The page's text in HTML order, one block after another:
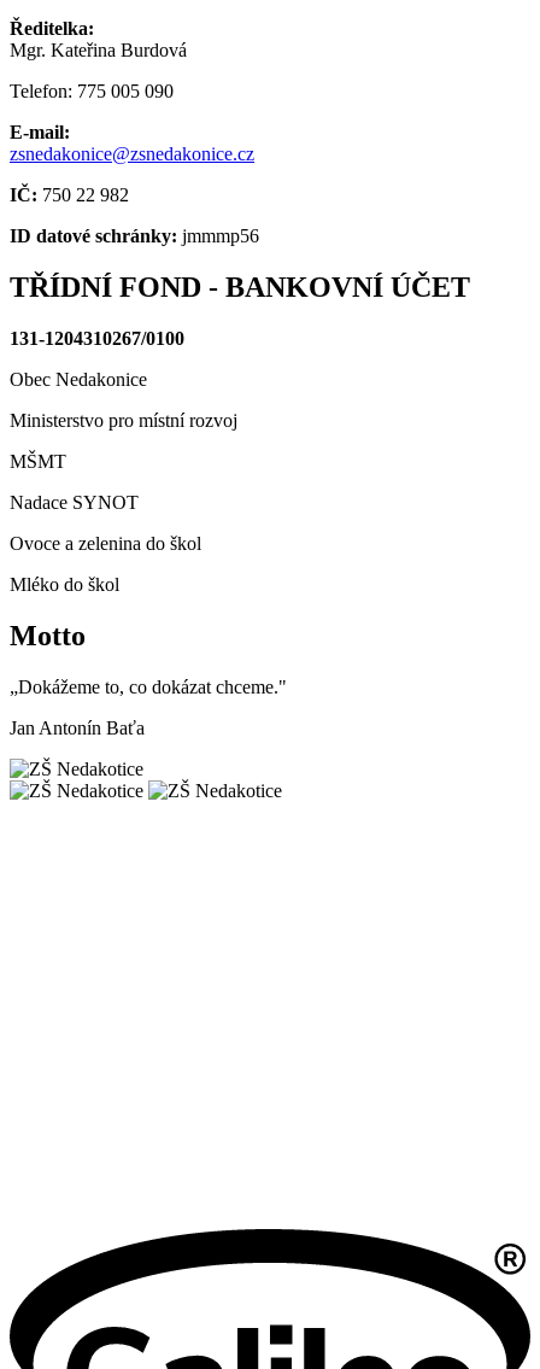
Ředitelka:
Mgr. Kateřina Burdová
Telefon: 775 005 090
E-mail:
zsnedakonice@zsnedakonice.cz
IČ: 750 22 982
ID datové schránky: jmmmp56
TŘÍDNÍ FOND - BANKOVNÍ ÚČET
131-1204310267/0100
Obec Nedakonice
Ministerstvo pro místní rozvoj
MŠMT
Nadace SYNOT
Ovoce a zelenina do škol
Mléko do škol
Motto
„Dokážeme to, co dokázat chceme."
Jan Antonín Baťa